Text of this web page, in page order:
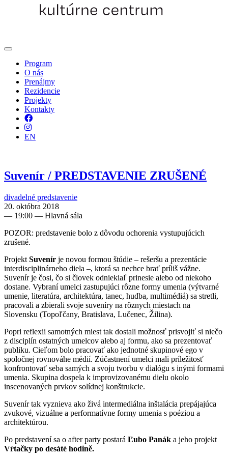
Program
O nás
Prenájmy
Rezidencie
Projekty
Kontakty
Facebook
Instagram
EN
Suvenír / PREDSTAVENIE ZRUŠENÉ
divadelné predstavenie
20. októbra 2018
— 19:00 — Hlavná sála
POZOR: predstavenie bolo z dôvodu ochorenia vystupujúcich
zrušené.
Projekt Suvenír je novou formou štúdie – rešeršu a prezentácie
interdisciplinárneho diela –, ktorá sa nechce brať príliš vážne.
Suvenír je čosi, čo si človek odniekiaľ prinesie alebo od niekoho
dostane. Vybraní umelci zastupujúci rôzne formy umenia (výtvarné
umenie, literatúra, architektúra, tanec, hudba, multimédiá) sa stretli,
pracovali a zbierali svoje suveníry na rôznych miestach na
Slovensku (Topoľčany, Bratislava, Lučenec, Žilina).
Popri reflexii samotných miest tak dostali možnosť prisvojiť si niečo
z disciplín ostatných umelcov alebo aj formu, ako sa prezentovať
publiku. Cieľom bolo pracovať ako jednotné skupinové ego v
spoločnej rovnováhe médií. Zúčastnení umelci mali príležitosť
konfrontovať seba samých a svoju tvorbu v dialógu s inými formami
umenia. Skupina dospela k improvizovanému dielu okolo
inscenovaných prvkov solídnej konštrukcie.
Suvenír tak vyznieva ako živá intermediálna inštalácia prepájajúca
zvukové, vizuálne a performatívne formy umenia s poéziou a
architektúrou.
Po predstavení sa o after party postará Ľubo Panák a jeho projekt
Vŕtačky po desáté hodině.